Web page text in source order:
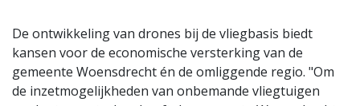
De ontwikkeling van drones bij de vliegbasis biedt
kansen voor de economische versterking van de
gemeente Woensdrecht én de omliggende regio. "Om
de inzetmogelijkheden van onbemande vliegtuigen